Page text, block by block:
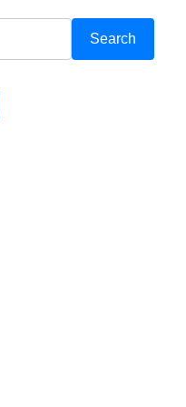
Search